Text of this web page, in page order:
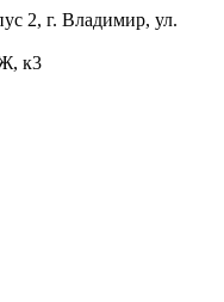
2, г. Владимир, ул.
к3